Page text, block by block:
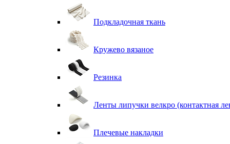
Подкладочная ткань
Кружево вязаное
Резинка
Ленты липучки велкро (контактная
Плечевые накладки